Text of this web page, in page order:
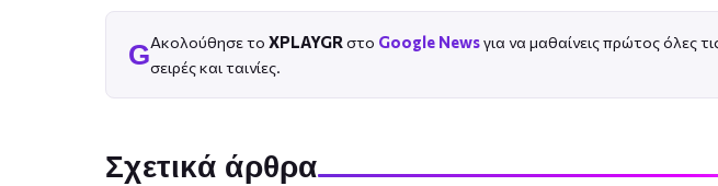
GΑκολούθησε το XPLAYGR στο Google Newsγια να μαθαίνεις πρώτος όλες
σειρές και ταινίες.
Σχετικά άρθρα